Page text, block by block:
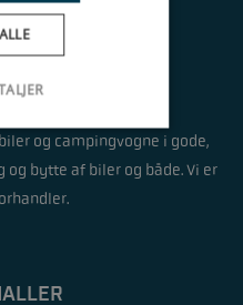
og campingvogne i gode,
og bytte af biler og både. Vi er